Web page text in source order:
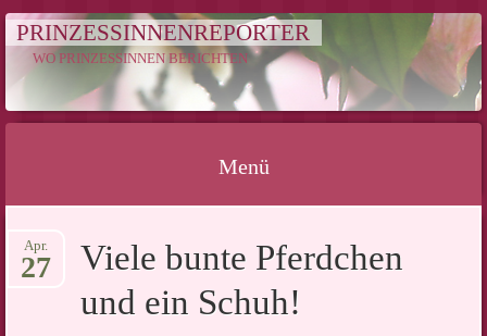
PRINZESSINNENREPORTER
WO PRINZESSINNEN BERICHTEN
Menü
zum
Inhalt
Viele bunte Pferdchen
und ein Schuh!
Apr.
27